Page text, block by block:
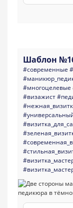
Шаблон
#современные
#многоцелевые
#визажист